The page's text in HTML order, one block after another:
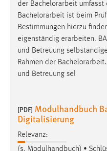
Praxisphase mit Erfolg
ist Teil des siebten
gemacht. Der (Netto-)
derBachelorarbeitumfasst
Bachelorarbeit ist beim
Bestimmungen hierzu
eigenständig erarbeiten. BA
und Betreuung sel
[PDF] Modulhandbuch
Zweck:
Conversion-Tracking
Cookie Laufzeit:
3 Monate
Plattformen anzeigen zu
externen Medien
YouTube